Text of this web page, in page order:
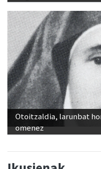
Otoitzaldia, larunbat
omenez